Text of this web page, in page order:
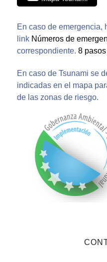
En caso de emergencia,
link Números de
correspondiente. 8
En caso de Tsunami se
indicadas en el mapa
de las zonas de riesgo.